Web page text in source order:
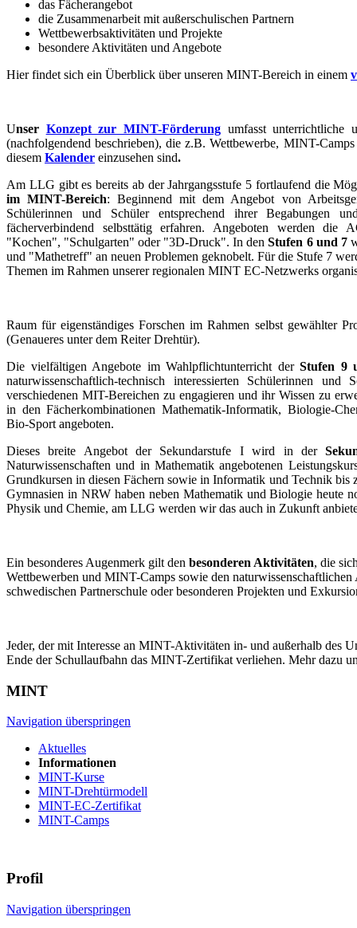
das Fächerangebot
die Zusammenarbeit mit außerschulischen Partnern
Wettbewerbsaktivitäten und Projekte
besondere Aktivitäten und Angebote
Hier findet sich ein Überblick über unseren MINT-Bereich in einem
Unser Konzept zur MINT-Förderungumfasst unterrichtliche
(nachfolgendend beschrieben), die z.B. Wettbewerbe, MINT-
diesem Kalender einzusehen sind.
Am LLG gibt es bereits ab der Jahrgangsstufe 5 fortlaufend die
im MINT-Bereich: Beginnend mit dem Angebot von
Schülerinnen und Schüler entsprechend ihrer Begabungen
fächerverbindend selbsttätig erfahren. Angeboten werden die
"Kochen", "Schulgarten" oder "3D-Druck". In denStufen 6 und 7
und "Mathetreff" an neuen Problemen geknobelt. Für die Stufe 7
Themen im Rahmen unserer regionalen MINT EC-Netzwerks
Raum für eigenständiges Forschen im Rahmen selbst gewählter
(Genaueres unter dem Reiter Drehtür).
Die vielfältigen Angebote im Wahlpflichtunterricht der Stufen 9
naturwissenschaftlich-technisch interessierten Schülerinnen
verschiedenen MIT-Bereichen zu engagieren und ihr Wissen zu
in den Fächerkombinationen Mathematik-Informatik, Biologie-
Bio-Sport angeboten.
Dieses breite Angebot der Sekundarstufe I wird in der
Naturwissenschaften und in Mathematik angebotenen
Grundkursen in diesen Fächern sowie in Informatik und Technik
Gymnasien in NRW haben neben Mathematik und Biologie heute
Physik und Chemie, am LLG werden wir das auch in Zukunft
Ein besonderes Augenmerk gilt den besonderen Aktivitäten, die
Wettbewerben und MINT-Camps sowie den naturwissenschaftlichen
schwedischen Partnerschule oder besonderen Projekten und
Jeder, der mit Interesse an MINT-Aktivitäten in- und außerhalb des
Ende der Schullaufbahn das MINT-Zertifikat verliehen. Mehr dazu
MINT
Navigation überspringen
Aktuelles
Informationen
MINT-Kurse
MINT-Drehtürmodell
MINT-EC-Zertifikat
MINT-Camps
Profil
Navigation überspringen